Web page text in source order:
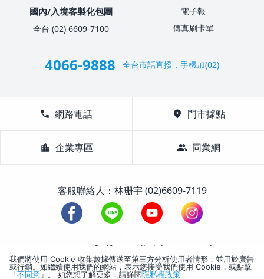
國內/入境客製化包團
全台 (02) 6609-7100
電子報
傳真刷卡單
4066-9888 全台市話直撥，手機加(02)
call 網路電話 location_on 門市據點
location_city 企業專區 group 同業網
客服聯絡人：林珊宇 (02)6609-7119
1988-2026 © Lifetour All Rights Reserved.
我們將使用 Cookie 收集數據傳送至第三方分析使用者情形，並用於廣告
或行銷。如繼續使用我們的網站，表示您接受我們使用 Cookie，或點擊
「不同意 」。 如您想了解更多，請詳閱隱私權政策